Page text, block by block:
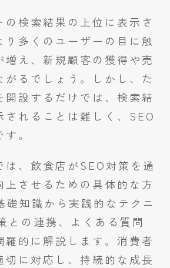
の検索結果の上位に表示さ
り多くのユーザーの目に触
増え、新規顧客の獲得や売
がるでしょう。しかし、た
開設するだけでは、検索結
されることは難しく、SEO
。
は、飲食店がSEO対策を通
上させるための具体的な方
礎知識から実践的なテクニ
との連携、よくある質問
羅的に解説します。消費者
切に対応し、持続的な成長